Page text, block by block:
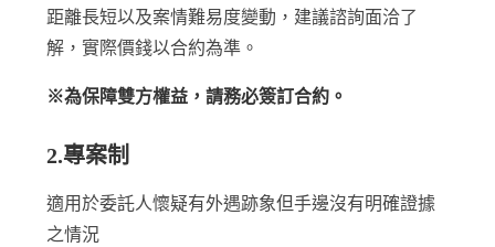
距離長短以及案情難易度變動，建議諮詢面洽了
解，實際價錢以合約為準。
※為保障雙方權益，請務必簽訂合約。
2.專案制
適用於委託人懷疑有外遇跡象但手邊沒有明確證據
之情況